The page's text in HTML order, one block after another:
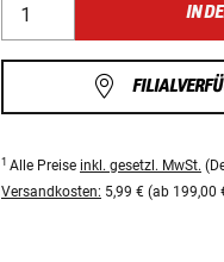
IN
1 Alle Preise inkl. gesetzl. MwSt.
Versandkosten: 5,99 € (ab 199,00